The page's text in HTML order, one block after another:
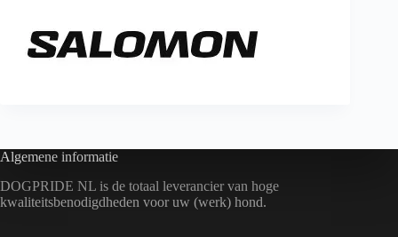
Algemene informatie
DOGPRIDE NL is de totaal leverancier van hoge
kwaliteitsbenodigdheden voor uw (werk) hond.